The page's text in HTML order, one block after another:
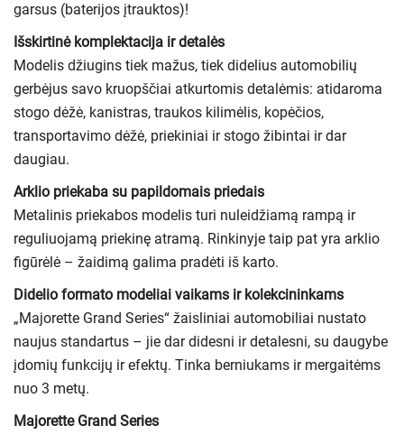
garsus (baterijos įtrauktos)!
Išskirtinė komplektacija ir detalės
Modelis džiugins tiek mažus, tiek didelius automobilių
gerbėjus savo kruopščiai atkurtomis detalėmis: atidaroma
stogo dėžė, kanistras, traukos kilimėlis, kopėčios,
transportavimo dėžė, priekiniai ir stogo žibintai ir dar
daugiau.
Arklio priekaba su papildomais priedais
Metalinis priekabos modelis turi nuleidžiamą rampą ir
reguliuojamą priekinę atramą. Rinkinyje taip pat yra arklio
figūrėlė – žaidimą galima pradėti iš karto.
Didelio formato modeliai vaikams ir kolekcininkams
„Majorette Grand Series“ žaisliniai automobiliai nustato
naujus standartus – jie dar didesni ir detalesni, su daugybe
įdomių funkcijų ir efektų. Tinka berniukams ir mergaitėms
nuo 3 metų.
Majorette Grand Series